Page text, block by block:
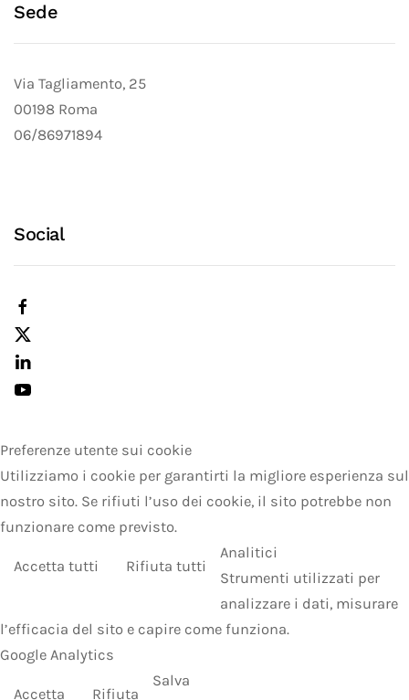
Sede
Via Tagliamento, 25
00198 Roma
06/86971894
Social
Preferenze utente sui cookie
Utilizziamo i cookie per garantirti la migliore esperienza sul
nostro sito. Se rifiuti l’uso dei cookie, il sito potrebbe non
funzionare come previsto.
Accetta tutti Rifiuta tutti
Analitici
Strumenti utilizzati per
analizzare i dati, misurare
l’efficacia del sito e capire come funziona.
Google Analytics
Accetta Rifiuta
Salva